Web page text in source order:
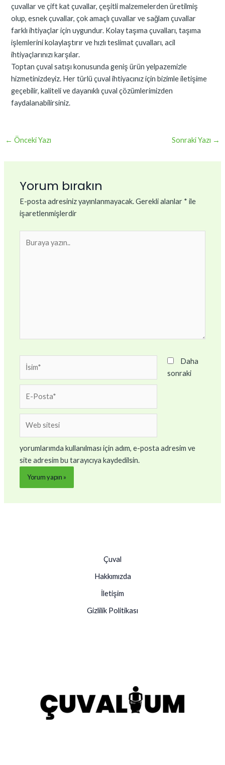
çuvallar ve çift kat çuvallar, çeşitli malzemelerden üretilmiş
olup, esnek çuvallar, çok amaçlı çuvallar ve sağlam çuvallar
farklı ihtiyaçlar için uygundur. Kolay taşıma çuvalları, taşıma
işlemlerini kolaylaştırır ve hızlı teslimat çuvalları, acil
ihtiyaçlarınızı karşılar.
Toptan çuval satışı konusunda geniş ürün yelpazemizle
hizmetinizdeyiz. Her türlü çuval ihtiyacınız için bizimle iletişime
geçebilir, kaliteli ve dayanıklı çuval çözümlerimizden
faydalanabilirsiniz.
← Önceki Yazı Sonraki Yazı →
Yorum bırakın
E-posta adresiniz yayınlanmayacak.Gerekli alanlar * ile
işaretlenmişlerdir
yazın..
Posta*
Daha
sonraki
yorumlarımda kullanılması için adım, e-posta adresim ve
site adresim bu tarayıcıya kaydedilsin.
Çuval
Hakkımızda
İletişim
Gizlilik Politikası